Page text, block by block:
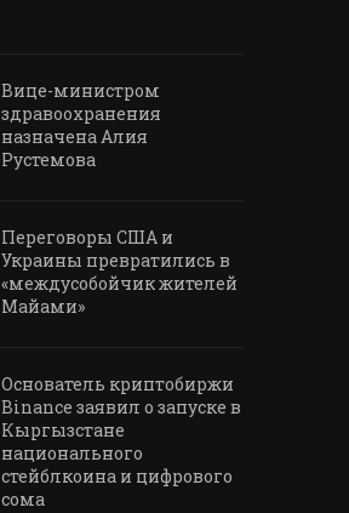
Вице-министром
здравоохранения
назначена Алия
Рустемова
Переговоры США и
Украины превратились в
«междусобойчик жителей
Майами»
Основатель криптобиржи
Binance заявил о запуске в
Кыргызстане
национального
стейблкоина и цифрового
сома